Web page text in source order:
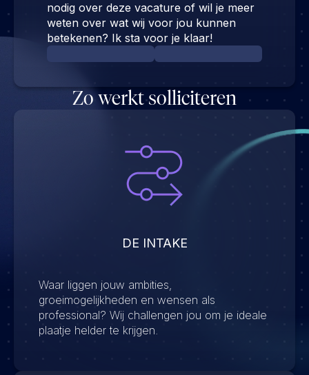
nodig over deze vacature of wil je meer
weten over wat wij voor jou kunnen
betekenen? Ik sta voor je klaar!
Zo werkt solliciteren
DE INTAKE
Waar liggen jouw ambities,
groeimogelijkheden en wensen als
professional? Wij challengen jou om je ideale
plaatje helder te krijgen.